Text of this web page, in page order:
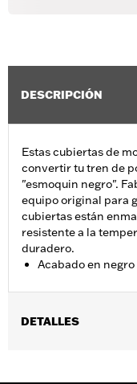
DESCRIPCIÓN
Estas cubiertas de
convertir tu tren de
"esmoquin negro".
equipo original para
cubiertas están
resistente a la
duradero.
Acabado en
DETALLES